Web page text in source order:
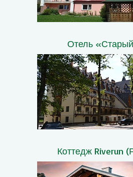
Отель
Коттедж Riverun